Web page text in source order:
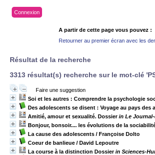
Connexion
A partir de cette page vous pouvez :
Retourner au premier écran avec les
Résultat de la recherche
3313 résultat(s) recherche sur le mot-clé
Faire une suggestion
Soi et les autres : Comprendre la psychologie
Des adolescents se disent : Voyage au pays des
Amitié, amour et sexualité. Dossier in Le Journal-
Bonjour, bonsoir.... les évolutions de la
La cause des adolescents / Françoise Dolto
Coeur de banlieue / David Lepoutre
La course à la distinction Dossier in Sciences-